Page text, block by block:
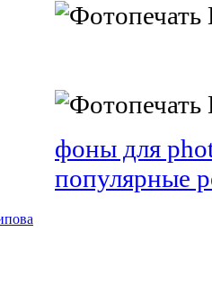
фоны для
популярные